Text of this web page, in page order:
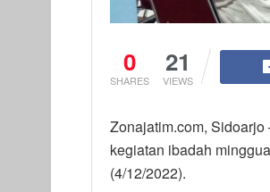
0
SHARES
21
VIEWS
Zonajatim.com,
kegiatan ibadah
(4/12/2022).